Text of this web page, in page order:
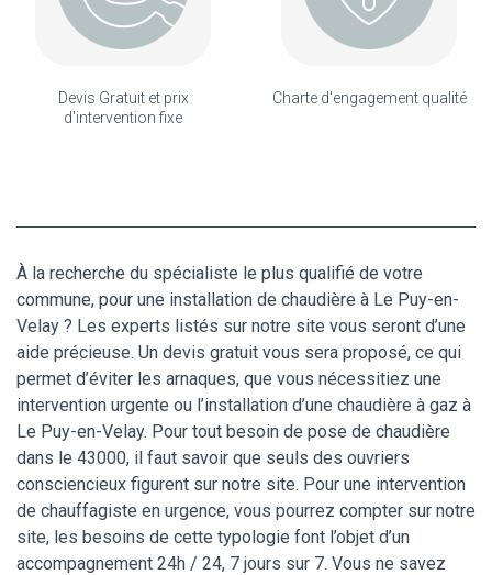
Devis Gratuit et prix
d'intervention fixe
Charte d'engagement qualité
À la recherche du spécialiste le plus qualifié de votre
commune, pour une installation de chaudière à Le Puy-en-
Velay ? Les experts listés sur notre site vous seront d’une
aide précieuse. Un devis gratuit vous sera proposé, ce qui
permet d’éviter les arnaques, que vous nécessitiez une
intervention urgente ou l’installation d’une chaudière à gaz à
Le Puy-en-Velay. Pour tout besoin de pose de chaudière
dans le 43000, il faut savoir que seuls des ouvriers
consciencieux figurent sur notre site. Pour une intervention
de chauffagiste en urgence, vous pourrez compter sur notre
site, les besoins de cette typologie font l’objet d’un
accompagnement 24h / 24, 7 jours sur 7. Vous ne savez